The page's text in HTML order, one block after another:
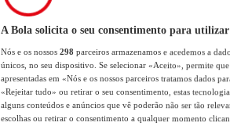
A Bola solicita o seu consentimento para utilizar
Nós e os nossos 298 parceiros armazenamos e acedemos a
únicos, no seu dispositivo. Se selecionar «Aceito», permite
apresentadas em «Nós e os nossos parceiros tratamos dados
«Rejeitar tudo» ou retirar o seu consentimento, estas
alguns conteúdos e anúncios que vê poderão não ser tão
escolhas ou retirar o consentimento a qualquer momento